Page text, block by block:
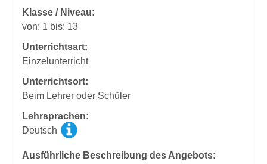
Klasse / Niveau:
von: 1 bis: 13
Unterrichtsart:
Einzelunterricht
Unterrichtsort:
Beim Lehrer oder Schüler
Lehrsprachen:
Deutsch
Ausführliche Beschreibung des Angebots: